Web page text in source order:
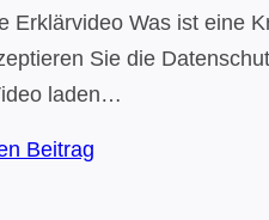
Erklärvideo Was ist eine
Sie die
laden…
Beitrag